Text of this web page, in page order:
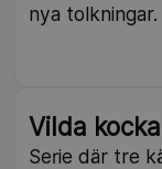
nya tolkningar.
Vilda
Serie där tre